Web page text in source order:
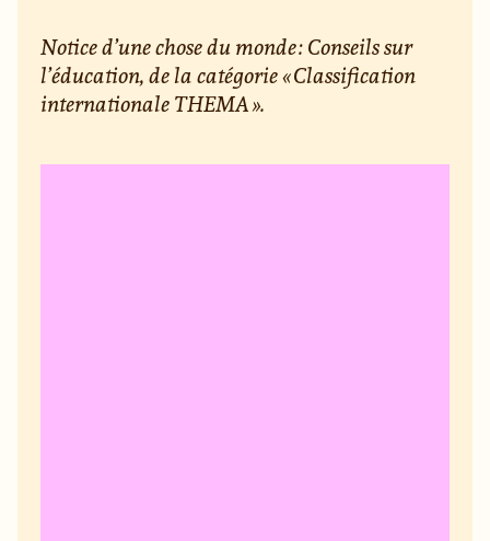
Notice d’une chose du monde : Conseils sur
l’éducation, de la catégorie « Classification
internationale THEMA ».